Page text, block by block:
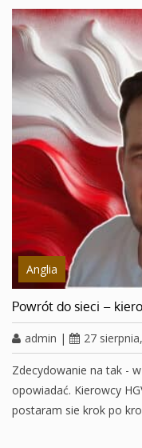
Anglia
Powrót do sieci –
admin | 27
Zdecydowanie na tak -
opowiadać. Kierowcy
postaram sie krok po